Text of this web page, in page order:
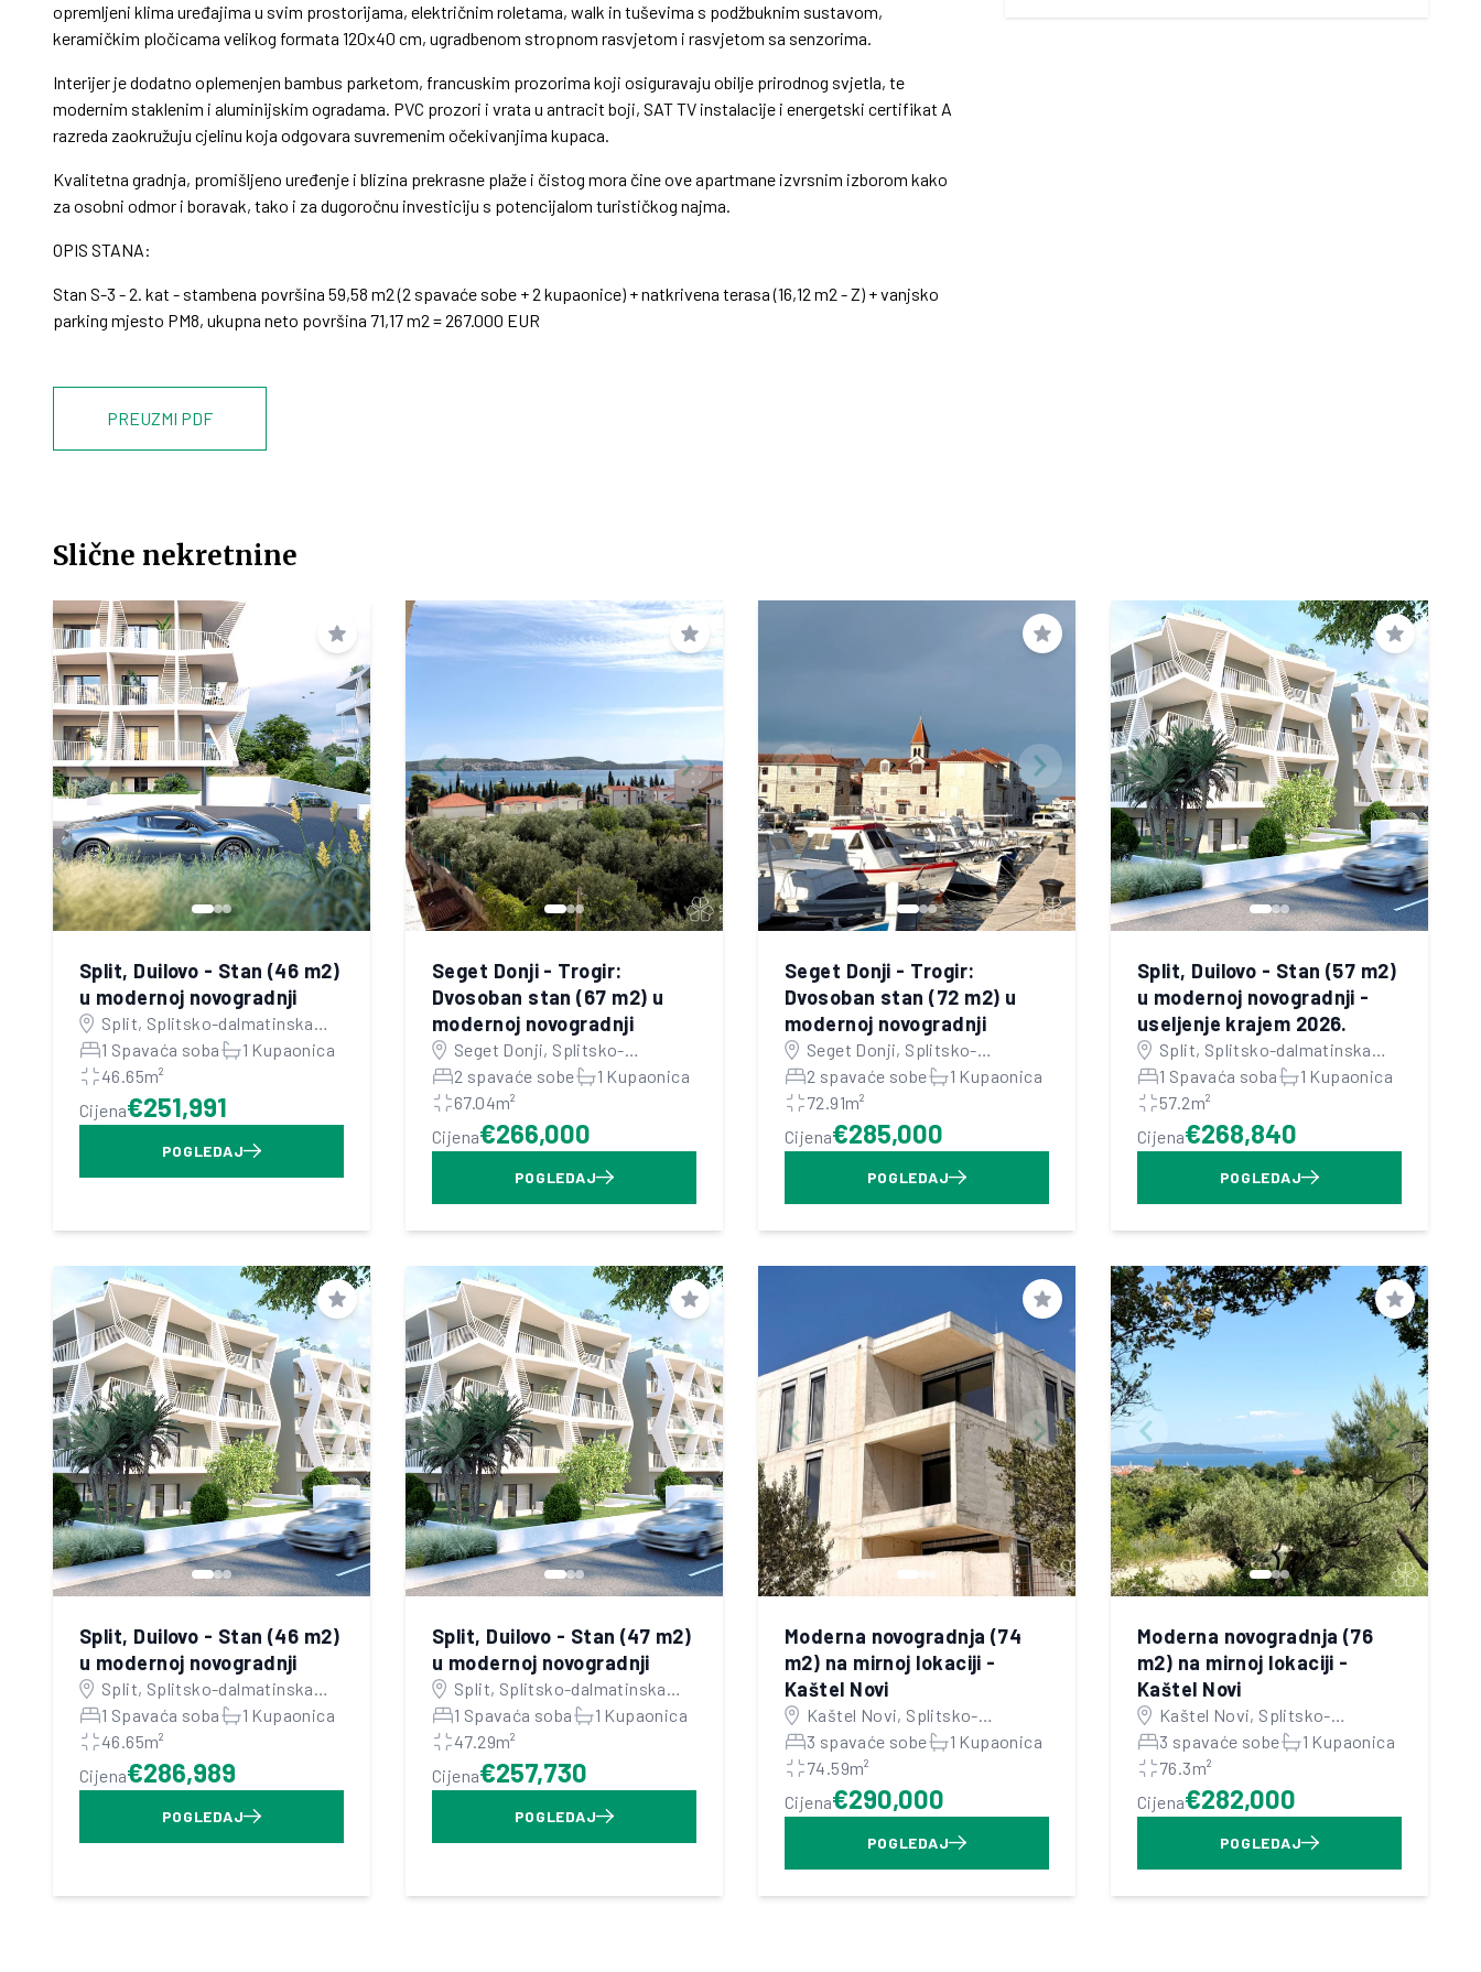
opremljeni klima uređajima u svim prostorijama, električnim roletama, walk in tuševima s podžbuknim sustavom,
keramičkim pločicama velikog formata 120x40 cm, ugradbenom stropnom rasvjetom i rasvjetom sa senzorima.
Interijer je dodatno oplemenjen bambus parketom, francuskim prozorima koji osiguravaju obilje prirodnog svjetla, te
modernim staklenim i aluminijskim ogradama. PVC prozori i vrata u antracit boji, SAT TV instalacije i energetski certifikat A
razreda zaokružuju cjelinu koja odgovara suvremenim očekivanjima kupaca.
Kvalitetna gradnja, promišljeno uređenje i blizina prekrasne plaže i čistog mora čine ove apartmane izvrsnim izborom kako
za osobni odmor i boravak, tako i za dugoročnu investiciju s potencijalom turističkog najma.
OPIS STANA:
Stan S-3 - 2. kat - stambena površina 59,58 m2 (2 spavaće sobe + 2 kupaonice) + natkrivena terasa (16,12 m2 - Z) + vanjsko
parking mjesto PM8, ukupna neto površina 71,17 m2 = 267.000 EUR
PREUZMI PDF
Slične nekretnine
Spremi
Split, Duilovo - Stan (46 m2)
u modernoj novogradnji
Split, Splitsko-dalmatinska
županija
1 Spavaća soba
1 Kupaonica
46.65m²
Cijena€251,991
POGLEDAJ
Spremi
Seget Donji - Trogir:
Dvosoban stan (67 m2) u
modernoj novogradnji
Seget Donji, Splitsko-
dalmatinska županija
2 spavaće sobe
1 Kupaonica
67.04m²
Cijena€266,000
POGLEDAJ
Spremi
Seget Donji - Trogir:
Dvosoban stan (72 m2) u
modernoj novogradnji
Seget Donji, Splitsko-
dalmatinska županija
2 spavaće sobe
1 Kupaonica
72.91m²
Cijena€285,000
POGLEDAJ
Spremi
Split, Duilovo - Stan (57 m2)
u modernoj novogradnji -
useljenje krajem 2026.
Split, Splitsko-dalmatinska
županija
1 Spavaća soba
1 Kupaonica
57.2m²
Cijena€268,840
POGLEDAJ
Spremi
Split, Duilovo - Stan (46 m2)
u modernoj novogradnji
Split, Splitsko-dalmatinska
županija
1 Spavaća soba
1 Kupaonica
46.65m²
Cijena€286,989
POGLEDAJ
Spremi
Split, Duilovo - Stan (47 m2)
u modernoj novogradnji
Split, Splitsko-dalmatinska
županija
1 Spavaća soba
1 Kupaonica
47.29m²
Cijena€257,730
POGLEDAJ
Spremi
Moderna novogradnja (74
m2) na mirnoj lokaciji -
Kaštel Novi
Kaštel Novi, Splitsko-
dalmatinska županija
3 spavaće sobe
1 Kupaonica
74.59m²
Cijena€290,000
POGLEDAJ
Spremi
Moderna novogradnja (76
m2) na mirnoj lokaciji -
Kaštel Novi
Kaštel Novi, Splitsko-
dalmatinska županija
3 spavaće sobe
1 Kupaonica
76.3m²
Cijena€282,000
POGLEDAJ